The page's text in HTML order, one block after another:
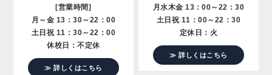
[営業時間]
月～金 13：30～22：00
土日祝 11：30～22：00
休校日：不定休
≫ 詳しくはこちら
月水木金 13：00～22：30
土日祝 11：00～22：30
定休日：火
≫ 詳しくはこちら